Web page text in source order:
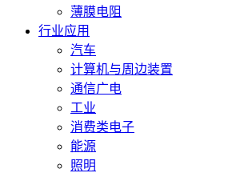
薄膜电阻
行业应用
汽车
计算机与周边装置
通信广电
工业
消费类电子
能源
照明